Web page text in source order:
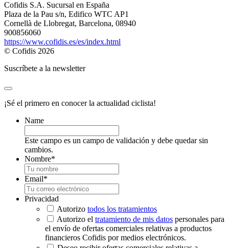
Cofidis S.A. Sucursal en España
Plaza de la Pau s/n, Edifico WTC AP1
Cornellà de Llobregat, Barcelona, 08940
900856060
https://www.cofidis.es/es/index.html
© Cofidis 2026
Suscríbete a la newsletter
¡Sé el primero en conocer la actualidad ciclista!
Name
Este campo es un campo de validación y debe quedar sin
cambios.
Nombre*
Email*
Privacidad
Autorizo todos los tratamientos
Autorizo el tratamiento de mis datos personales para
el envío de ofertas comerciales relativas a productos
financieros Cofidis por medios electrónicos.